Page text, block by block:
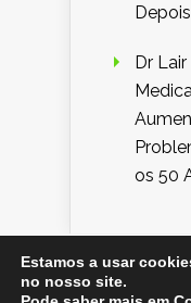
Dr
os 50
Designed by
Estamos a usar
no nosso site.